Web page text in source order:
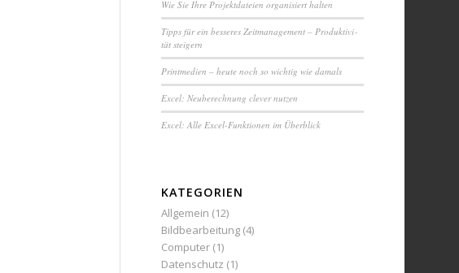
Wie Sie Ihre Pro­jekt­da­tei­en or­ga­ni­siert halten
Tipps für ein besseres Zeit­ma­na­ge­ment – Pro­duk­ti­vi­
tät steigern
Printmedien – heute noch so wichtig wie damals
Excel: Neu­be­rech­nung clever nutzen
Excel: Alle Excel-Funktionen im Überblick
KATEGORIEN
Allgemein (12)
Bildbearbeitung (4)
Computer (1)
Datenschutz (1)